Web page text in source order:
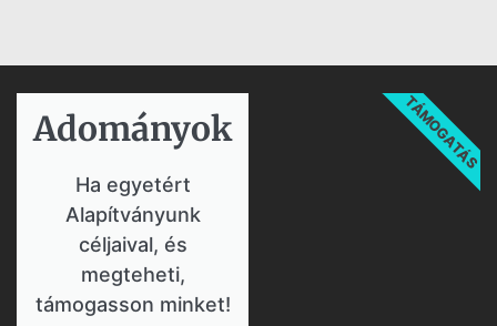
Adományok​
Ha egyetért
Alapítványunk
céljaival, és
megteheti,
támogasson minket!
TÁMOGATÁS